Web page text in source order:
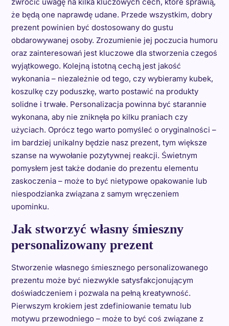
że będą one naprawdę udane. Przede wszystkim, dobry
prezent powinien być dostosowany do gustu
obdarowywanej osoby. Zrozumienie jej poczucia humoru
oraz zainteresowań jest kluczowe dla stworzenia czegoś
wyjątkowego. Kolejną istotną cechą jest jakość
wykonania – niezależnie od tego, czy wybieramy kubek,
koszulkę czy poduszkę, warto postawić na produkty
solidne i trwałe. Personalizacja powinna być starannie
wykonana, aby nie zniknęła po kilku praniach czy
użyciach. Oprócz tego warto pomyśleć o oryginalności –
im bardziej unikalny będzie nasz prezent, tym większe
szanse na wywołanie pozytywnej reakcji. Świetnym
pomysłem jest także dodanie do prezentu elementu
zaskoczenia – może to być nietypowe opakowanie lub
niespodzianka związana z samym wręczeniem
upominku.
Jak stworzyć własny śmieszny
personalizowany prezent
Stworzenie własnego śmiesznego personalizowanego
prezentu może być niezwykle satysfakcjonującym
doświadczeniem i pozwala na pełną kreatywność.
Pierwszym krokiem jest zdefiniowanie tematu lub
motywu przewodniego – może to być coś związane z